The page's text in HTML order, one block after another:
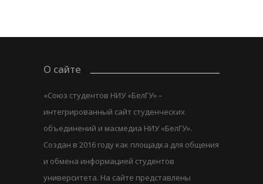
О сайте
«Союз студентов НИУ «БелГУ» –
интегрированный сайт студенческих
объединений и масмедиа НИУ «БелГУ».
Создан в 2016 году как площадка для общения
и обмена информацией студентов
университета. На сайте представлены